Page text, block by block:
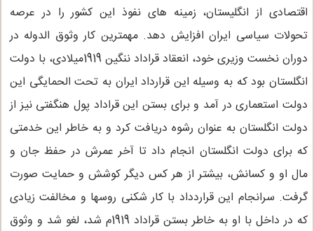
اقتصادی از انگلیستان، زمینه های نفوذ این کشور را در عرصه
تحولات سیاسی ایران افزایش دهد. مهمترین کار وثوق الدوله در
دوران نخست وزیری خود، انعقاد قراداد ننگین 1919میلادی، با دولت
انگلستان بود که به وسیله این قرارداد ایران به تحت الحمایگی این
دولت استعماری در آمد و برای بستن این قراداد پول هنگفتی نیز از
دولت انگلستان به عنوان رشوه دریافت کرد و به خاطر این خدمتی
که برای دولت انگلستان انجام داد تا آخر عمرش در حفظ جان و
مال او و کسانش، بیشتر از هر کس دیگر کوشش و حمایت صورت
گرفت. سرانجام این قراردداد با کار شکنی روسها و مخالفت زیادی
که در داخل با او به خاطر بستن قراداد 1919م شد، لغو شد و وثوق